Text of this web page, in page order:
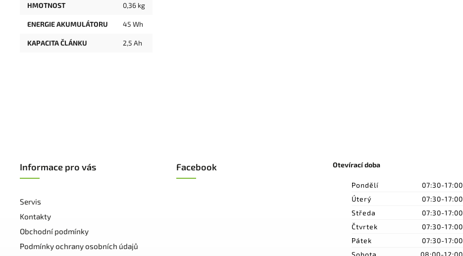
HMOTNOST 0,36 kg
ENERGIE AKUMULÁTORU 45 Wh
KAPACITA ČLÁNKU 2,5 Ah
Informace pro vás
Servis
Kontakty
Obchodní podmínky
Podmínky ochrany osobních údajů
Facebook Otevírací doba
Pondělí
07:30-17:00
Úterý
07:30-17:00
Středa
07:30-17:00
Čtvrtek
07:30-17:00
Pátek
07:30-17:00
Sobota
08:00-12:00